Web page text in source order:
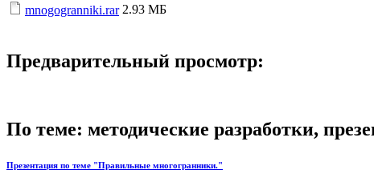
mnogogranniki.rar 2.93 МБ
Предварительный просмотр:
По теме: методические разработки,
Презентация по теме "Правильные многогранники."